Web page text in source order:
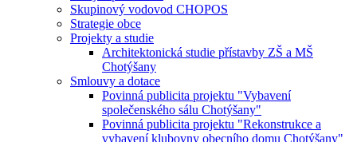
Skupinový vodovod CHOPOS
Strategie obce
Projekty a studie
Architektonická studie přístavby ZŠ a MŠ
Chotýšany
Smlouvy a dotace
Povinná publicita projektu "Vybavení
společenského sálu Chotýšany"
Povinná publicita projektu "Rekonstrukce a
vybavení klubovny obecního domu Chotýšany"